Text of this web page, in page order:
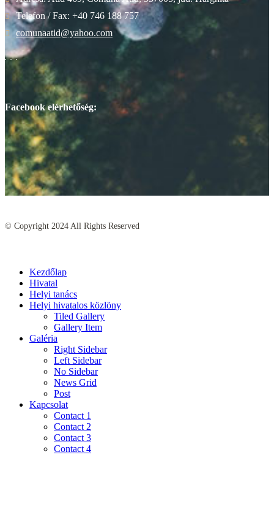
Telefon / Fax: +40 746 188 757
comunaatid@yahoo.com
Facebook elérhetőség:
© Copyright 2024 All Rights Reserved
Kezdőlap
Hivatal
Helyi tanács
Helyi hivatalos közlöny
Tiled Gallery
Gallery Item
Galéria
Right Sidebar
Left Sidebar
No Sidebar
News Grid
Post
Kapcsolat
Contact 1
Contact 2
Contact 3
Contact 4